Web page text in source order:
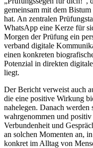
gemeinsam mit dem
hat. An zentralen
WhatsApp eine Kerze für
Morgen der Prüfung ein
verband digitale
einen konkreten
Potenzial in direkten
liegt.
Der Bericht verweist auch
die eine positive Wirkung
nahelegen. Danach
wahrgenommen und
Verbundenheit und
an solchen Momenten an,
konkret im Alltag von